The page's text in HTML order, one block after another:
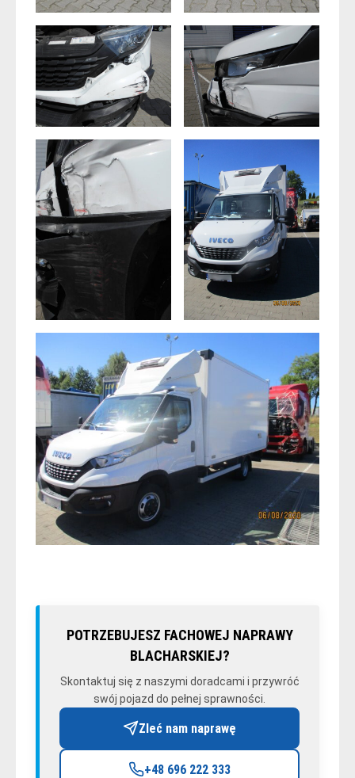
POTRZEBUJESZ FACHOWEJ NAPRAWY
BLACHARSKIEJ?
Skontaktuj się z naszymi doradcami i przywróć
swój pojazd do pełnej sprawności.
Zleć nam naprawę
+48 696 222 333